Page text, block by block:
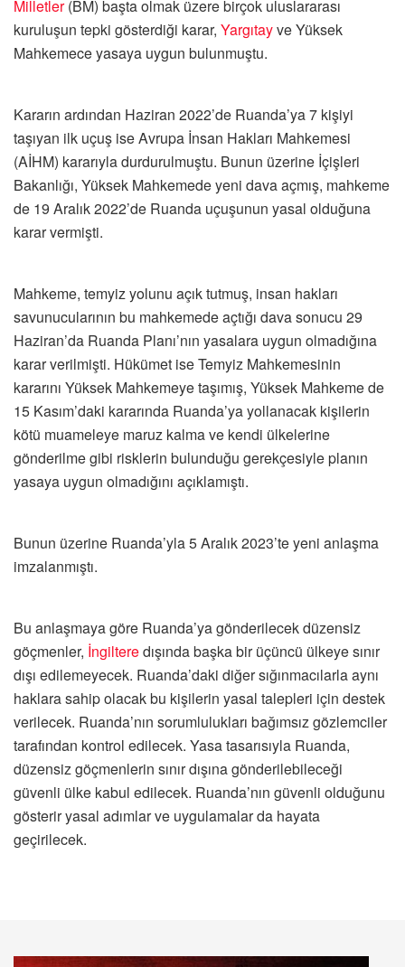
Milletler(BM) başta olmak üzere birçok uluslararası
kuruluşun tepki gösterdiği karar, Yargıtayve Yüksek
Mahkemece yasaya uygun bulunmuştu.
Kararın ardından Haziran 2022’de Ruanda’ya 7 kişiyi
taşıyan ilk uçuş ise Avrupa İnsan Hakları Mahkemesi
(AİHM) kararıyla durdurulmuştu. Bunun üzerine İçişleri
Bakanlığı, Yüksek Mahkemede yeni dava açmış, mahkeme
de 19 Aralık 2022’de Ruanda uçuşunun yasal olduğuna
karar vermişti.
Mahkeme, temyiz yolunu açık tutmuş, insan hakları
savunucularının bu mahkemede açtığı dava sonucu 29
Haziran’da Ruanda Planı’nın yasalara uygun olmadığına
karar verilmişti. Hükümet ise Temyiz Mahkemesinin
kararını Yüksek Mahkemeye taşımış, Yüksek Mahkeme de
15 Kasım’daki kararında Ruanda’ya yollanacak kişilerin
kötü muameleye maruz kalma ve kendi ülkelerine
gönderilme gibi risklerin bulunduğu gerekçesiyle planın
yasaya uygun olmadığını açıklamıştı.
Bunun üzerine Ruanda’yla 5 Aralık 2023’te yeni anlaşma
imzalanmıştı.
Bu anlaşmaya göre Ruanda’ya gönderilecek düzensiz
göçmenler, İngilteredışında başka bir üçüncü ülkeye sınır
dışı edilemeyecek. Ruanda’daki diğer sığınmacılarla aynı
haklara sahip olacak bu kişilerin yasal talepleri için destek
verilecek. Ruanda’nın sorumlulukları bağımsız gözlemciler
tarafından kontrol edilecek. Yasa tasarısıyla Ruanda,
düzensiz göçmenlerin sınır dışına gönderilebileceği
güvenli ülke kabul edilecek. Ruanda’nın güvenli olduğunu
gösterir yasal adımlar ve uygulamalar da hayata
geçirilecek.